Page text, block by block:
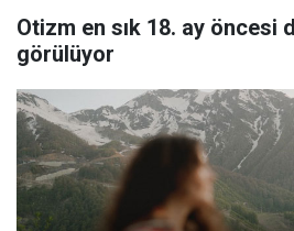
Otizm en sık 18. ay öncesi
görülüyor